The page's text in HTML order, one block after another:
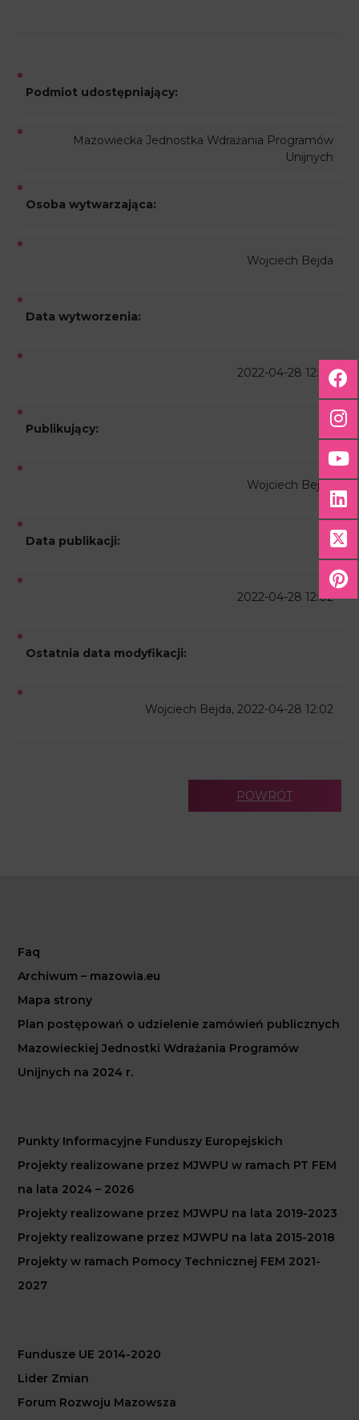
Podmiot udostępniający:
Mazowiecka Jednostka Wdrażania Programów
Unijnych
Osoba wytwarzająca:
Wojciech Bejda
Data wytworzenia:
2022-04-28 12:02
Publikujący:
Wojciech Bejda
Data publikacji:
2022-04-28 12:02
Ostatnia data modyfikacji:
Wojciech Bejda, 2022-04-28 12:02
POWRÓT
Faq
Archiwum – mazowia.eu
Mapa strony
Plan postępowań o udzielenie zamówień publicznych
Mazowieckiej Jednostki Wdrażania Programów
Unijnych na 2024 r.
Punkty Informacyjne Funduszy Europejskich
Projekty realizowane przez MJWPU w ramach PT FEM
na lata 2024 – 2026
Projekty realizowane przez MJWPU na lata 2019-2023
Projekty realizowane przez MJWPU na lata 2015-2018
Projekty w ramach Pomocy Technicznej FEM 2021-
2027
Fundusze UE 2014-2020
Lider Zmian
Forum Rozwoju Mazowsza